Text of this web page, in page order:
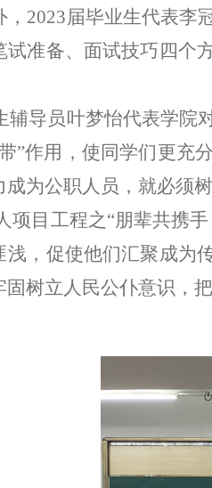
2023届毕业生代表李
试准备、面试技巧四个
辅导员叶梦怡代表学院
”作用，使同学们更充
成为公职人员，就必须
项目工程之“朋辈共携
浅，促使他们汇聚成为
固树立人民公仆意识，